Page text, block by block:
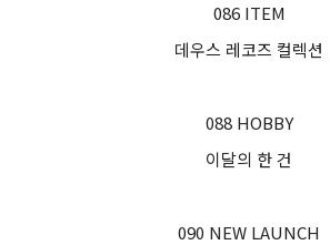
086 ITEM
데우스 레코즈 컬렉션
088 HOBBY
이달의 한 건
090 NEW LAUNCH